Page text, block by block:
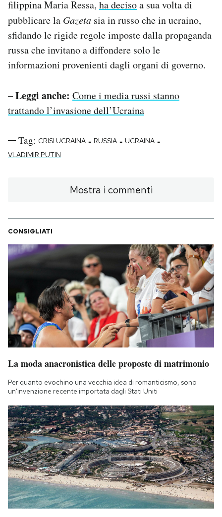
filippina Maria Ressa, ha decisoa sua volta di
pubblicare la Gazeta sia in russo che in ucraino,
sfidando le rigide regole imposte dalla propaganda
russa che invitano a diffondere solo le
informazioni provenienti dagli organi di governo.
– Leggi anche: Come i media russi stanno
trattando l’invasione dell’Ucraina
Tag: CRISI UCRAINA - RUSSIA - UCRAINA -
VLADIMIR PUTIN
Mostra i commenti
CONSIGLIATI
La moda anacronistica delle proposte di matrimonio
Per quanto evochino una vecchia idea di romanticismo, sono
un'invenzione recente importata dagli Stati Uniti